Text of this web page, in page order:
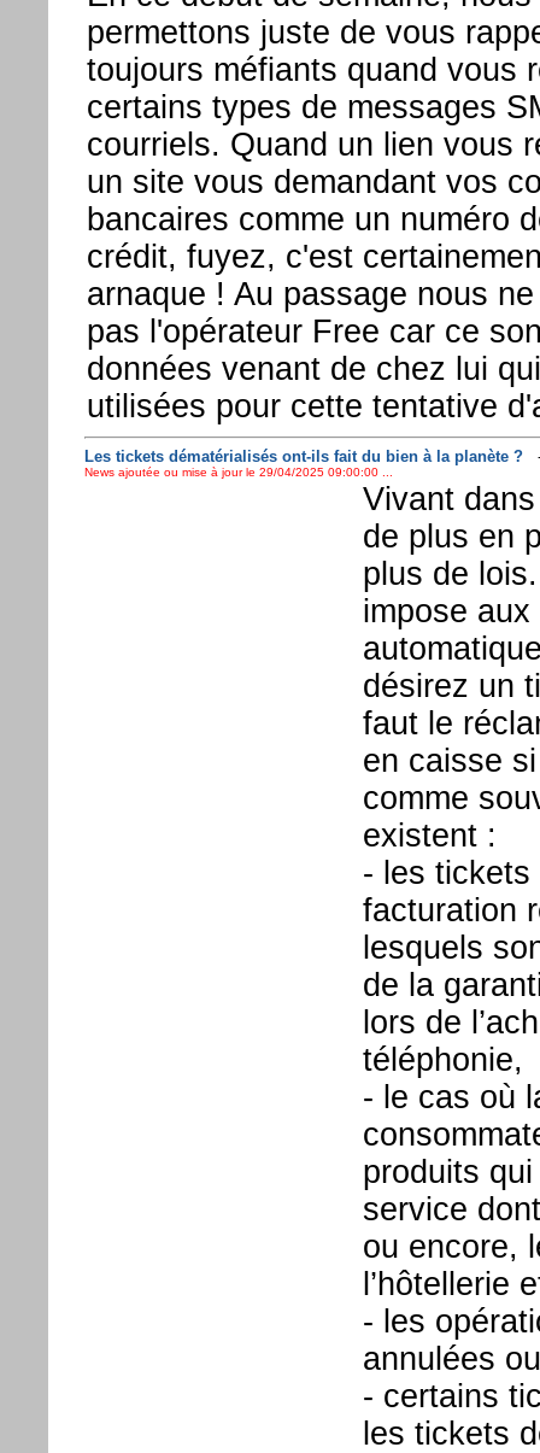
permettons juste de vous
toujours méfiants quand vous
certains types de messages
courriels. Quand un lien vous
un site vous demandant vos
bancaires comme un numéro
crédit, fuyez, c'est
arnaque ! Au passage nous
pas l'opérateur Free car ce
données venant de chez lui
utilisées pour cette tentative
Les tickets dématérialisés ont-ils fait du bien à la planète ?
News ajoutée ou mise à jour le 29/04/2025 09:00:00 ...
Vivant
de plus en
plus de
impose
désirez un
faut le
en caisse
comme
existent :
- les tickets
facturation
lesquels
de la
lors de
téléphonie,
- le cas où
produits
service
ou encore,
l’hôtellerie
- les
annulées
- certains
les tickets